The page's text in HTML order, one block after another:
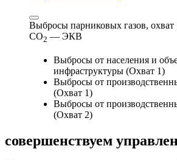
Выбросы парниковых газов, охват
СО2 — ЭКВ
Выбросы от населения и
инфраструктуры (Охват 1)
Выбросы от
(Охват 1)
Выбросы от
(Охват 2)
совершенствуем